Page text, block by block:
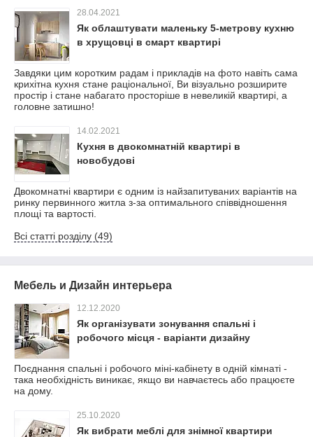
28.04.2021
Як облаштувати маленьку 5-метрову кухню
в хрущовці в смарт квартирі
Завдяки цим коротким радам і прикладів на фото навіть сама
крихітна кухня стане раціональної, Ви візуально розширите
простір і стане набагато просторіше в невеликій квартирі, а
головне затишно!
14.02.2021
Кухня в двокомнатній квартирі в
новобудові
Двокомнатні квартири є одним із найзапитуваних варіантів на
ринку первинного житла з-за оптимального співвідношення
площі та вартості.
Всі статті розділу (49)
Мебель и Дизайн интерьера
12.12.2020
Як організувати зонування спальні і
робочого місця - варіанти дизайну
Поєднання спальні і робочого міні-кабінету в одній кімнаті -
така необхідність виникає, якщо ви навчаєтесь або працюєте
на дому.
25.10.2020
Як вибрати меблі для знімної квартири